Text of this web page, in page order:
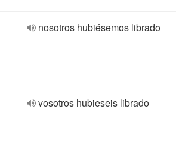
nosotros hubiésemos librado
vosotros hubieseis librado